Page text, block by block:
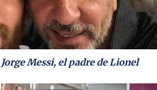
Messi, el padre de Lionel